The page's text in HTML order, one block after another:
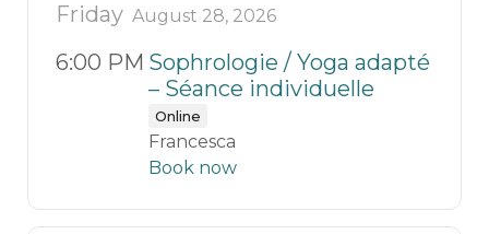
Friday August 28, 2026
6:00 PM Sophrologie / Yoga adapté
– Séance individuelle
Online
Francesca
Book now